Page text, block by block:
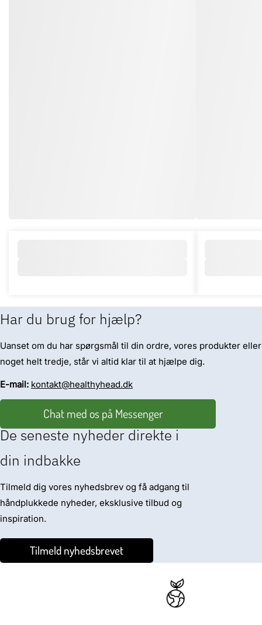
Har du brug for hjælp?
Uanset om du har spørgsmål til din ordre, vores produkter eller
noget helt tredje, står vi altid klar til at hjælpe dig.
E-mail: kontakt@healthyhead.dk
Chat med os på Messenger
De seneste nyheder direkte i
din indbakke
Tilmeld dig vores nyhedsbrev og få adgang til
håndplukkede nyheder, eksklusive tilbud og
inspiration.
Tilmeld nyhedsbrevet